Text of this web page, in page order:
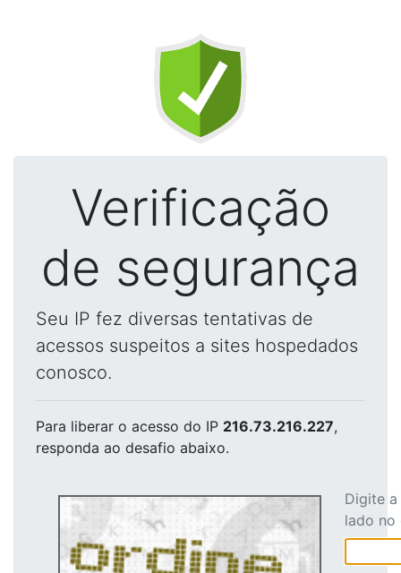
Verificação
de segurança
Seu IP fez diversas tentativas de
acessos suspeitos a sites hospedados
conosco.
Para liberar o acesso do IP 216.73.216.227,
responda ao desafio abaixo.
Digite
lado no